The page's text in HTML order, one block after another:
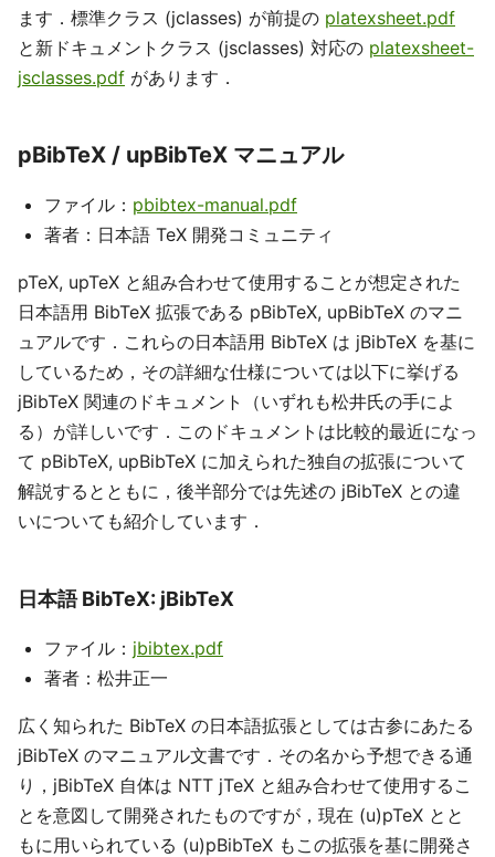
ます．標準クラス (jclasses) が前提の platexsheet.pdf
と新ドキュメントクラス (jsclasses) 対応の platexsheet-
jsclasses.pdf があります．
pBibTeX / upBibTeX マニュアル
ファイル： pbibtex-manual.pdf
著者：日本語 TeX 開発コミュニティ
pTeX, upTeX と組み合わせて使用することが想定された
日本語用 BibTeX 拡張である pBibTeX, upBibTeX のマニ
ュアルです．これらの日本語用 BibTeX は jBibTeX を基に
しているため，その詳細な仕様については以下に挙げる
jBibTeX 関連のドキュメント（いずれも松井氏の手によ
る）が詳しいです．このドキュメントは比較的最近になっ
て pBibTeX, upBibTeX に加えられた独自の拡張について
解説するとともに，後半部分では先述の jBibTeX との違
いについても紹介しています．
日本語 BibTeX: jBibTeX
ファイル： jbibtex.pdf
著者：松井正一
広く知られた BibTeX の日本語拡張としては古参にあたる
jBibTeX のマニュアル文書です．その名から予想できる通
り，jBibTeX 自体は NTT jTeX と組み合わせて使用するこ
とを意図して開発されたものですが，現在 (u)pTeX とと
もに用いられている (u)pBibTeX もこの拡張を基に開発さ